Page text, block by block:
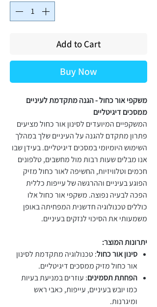
Add to Cart
Buy Now
משקפי אור כחול - הגנה מתקדמת לעיניים
ממסכים דיגיטליים
המשקפיים המיועדים לסינון אור כחול מציעים
פתרון מתקדם להגנה על העיניים שלך במהלך
השימוש היומיומי במסכים דיגיטליים. בעידן שבו
אנו מבלים שעות רבות מול מחשבים, טלפונים
חכמים וטלוויזיות, החשיפה לאור כחול מזיק
הפוגע בעיניים וההרגשה של עייפות כללית
הפכה לבעיה נפוצה. משקפי אור כחול אלו
כוללים טכנולוגיה חדשנית המפחיתה באופן
משמעותי את הסיכוי לנזקים בעיניים.
יתרונות המוצר:
סינון אור כחול: טכנולוגיה מתקדמת לסינון
אור כחול מזיק ממסכים דיגיטליים.
הפחתת תסמינים: עוזרים במניעת בעיות
כמו יובש בעיניים, עייפות, כאבי ראש
ומיגרנות.